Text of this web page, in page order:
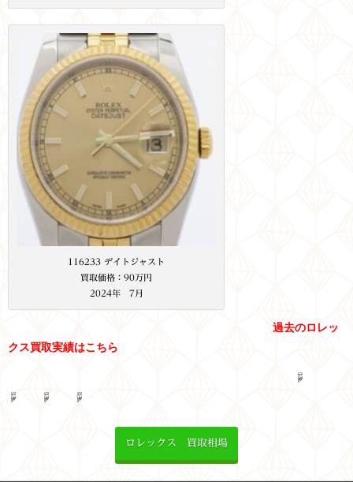
116233 デイトジャスト
買取価格：90万円
2024年 7月
過去のロレッ
クス買取実績はこちら
☟
☟ ☟ ☟
ロレックス 買取相場